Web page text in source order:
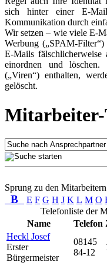
sich hinter einer E-
Kommunikation durch
Wir setzen – wie viele E-
Werbung („SPAM-
E-Mails fälschlicherweise
einordnen und löschen.
(„Viren“) enthalten,
gelöscht.
Mitarbeiter-
Sprung zu den
B E F G H J K L M O
Telefonliste der
Name
Telefon
Heckl Josef
Erster
Bürgermeister
08145
84-12